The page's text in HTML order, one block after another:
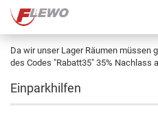
Da wir unser Lager Räumen müssen
des Codes "Rabatt35" 35% Nachlass
Einparkhilfen